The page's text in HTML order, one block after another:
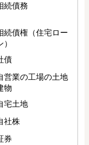
続債務
続債権（住宅ロー
）
債
営業の工場の土地
物
宅土地
社株
券